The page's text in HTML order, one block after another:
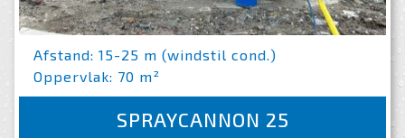
Afstand: 15-25 m (windstil cond.)
Oppervlak: 70 m²
SPRAYCANNON 25